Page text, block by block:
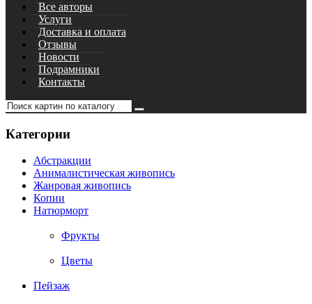
Все авторы
Услуги
Доставка и оплата
Отзывы
Новости
Подрамники
Контакты
Категории
Абстракции
Анималистическая живопись
Жанровая живопись
Копии
Натюрморт
Фрукты
Цветы
Пейзаж